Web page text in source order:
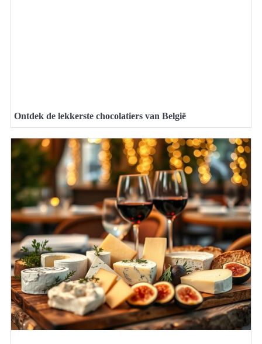
Ontdek de lekkerste chocolatiers van België